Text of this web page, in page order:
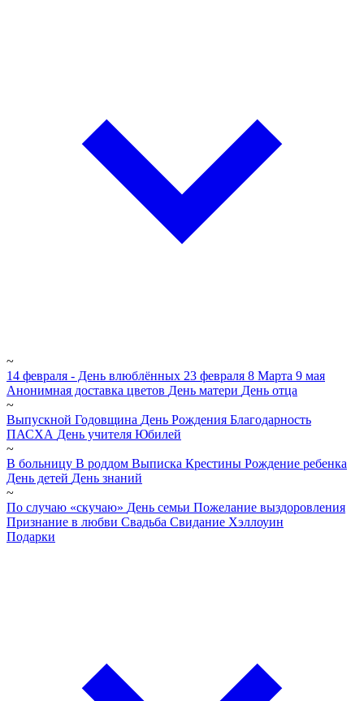
~
14 февраля - День влюблённых 23 февраля 8 Марта 9 мая
Анонимная доставка цветов День матери День отца
~
Выпускной Годовщина День Рождения Благодарность
ПАСХА День учителя Юбилей
~
В больницу В роддом Выписка Крестины Рождение ребенка
День детей День знаний
~
По случаю «скучаю» День семьи Пожелание выздоровления
Признание в любви Свадьба Свидание Хэллоуин
Подарки